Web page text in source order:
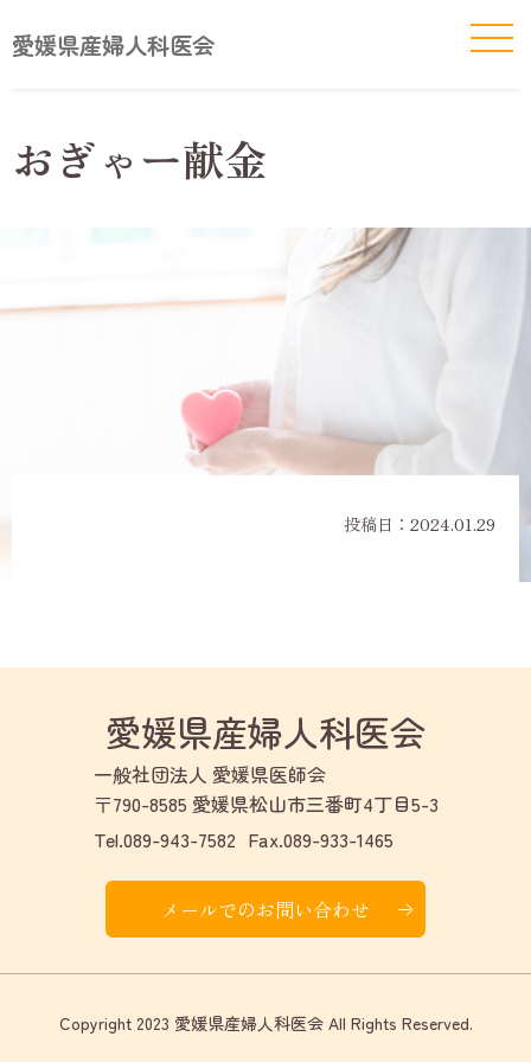
愛媛県産婦人科医会
おぎゃー献金
投稿日： 2024.01.29
愛媛県産婦人科医会
一般社団法人 愛媛県医師会
〒790-8585 愛媛県松山市三番町4丁目5-3
Tel.089-943-7582 Fax.089-933-1465
メールでのお問い合わせ
Copyright 2023 愛媛県産婦人科医会 All Rights Reserved.